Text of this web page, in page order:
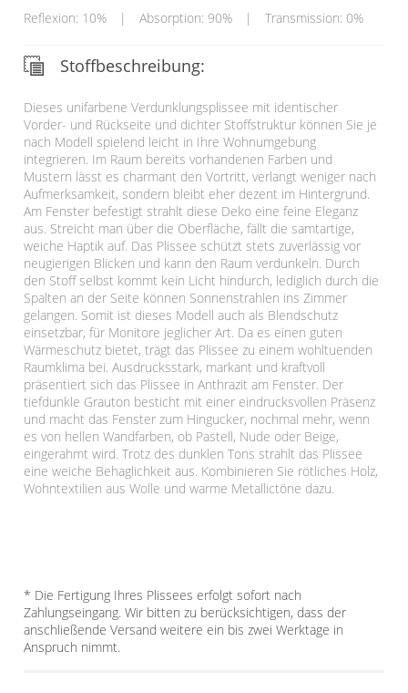
Reflexion: 10% | Absorption: 90% | Transmission: 0%
Stoffbeschreibung:
Dieses unifarbene Verdunklungsplissee mit identischer
Vorder- und Rückseite und dichter Stoffstruktur können Sie je
nach Modell spielend leicht in Ihre Wohnumgebung
integrieren. Im Raum bereits vorhandenen Farben und
Mustern lässt es charmant den Vortritt, verlangt weniger nach
Aufmerksamkeit, sondern bleibt eher dezent im Hintergrund.
Am Fenster befestigt strahlt diese Deko eine feine Eleganz
aus. Streicht man über die Oberfläche, fällt die samtartige,
weiche Haptik auf. Das Plissee schützt stets zuverlässig vor
neugierigen Blicken und kann den Raum verdunkeln. Durch
den Stoff selbst kommt kein Licht hindurch, lediglich durch die
Spalten an der Seite können Sonnenstrahlen ins Zimmer
gelangen. Somit ist dieses Modell auch als Blendschutz
einsetzbar, für Monitore jeglicher Art. Da es einen guten
Wärmeschutz bietet, trägt das Plissee zu einem wohltuenden
Raumklima bei. Ausdrucksstark, markant und kraftvoll
präsentiert sich das Plissee in Anthrazit am Fenster. Der
tiefdunkle Grauton besticht mit einer eindrucksvollen Präsenz
und macht das Fenster zum Hingucker, nochmal mehr, wenn
es von hellen Wandfarben, ob Pastell, Nude oder Beige,
eingerahmt wird. Trotz des dunklen Tons strahlt das Plissee
eine weiche Behaglichkeit aus. Kombinieren Sie rötliches Holz,
Wohntextilien aus Wolle und warme Metallictöne dazu.
* Die Fertigung Ihres Plissees erfolgt sofort nach
Zahlungseingang. Wir bitten zu berücksichtigen, dass der
anschließende Versand weitere ein bis zwei Werktage in
Anspruch nimmt.